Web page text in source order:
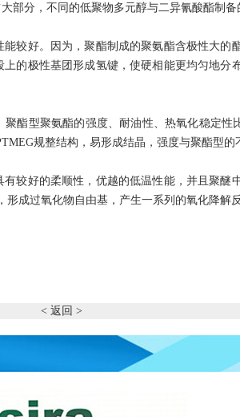
部分，不同的低聚物多元醇与二异氰酸酯制备
较好。因为，聚酯制成的聚氨酯含极性大的
的极性基团形成氢键，使硬相能更均匀地分
酯型聚氨酯的强度、耐油性、热氧化稳定性
规整结构，易形成结晶，强度与聚酯型的
较好的柔顺性，优越的低温性能，并且聚醚
成过氧化物自由基，产生一系列的氧化降解反
< 返回 >